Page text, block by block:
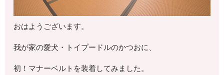
おはようございます。
我が家の愛犬・トイプードルのかつおに、
初！マナーベルトを装着してみました。